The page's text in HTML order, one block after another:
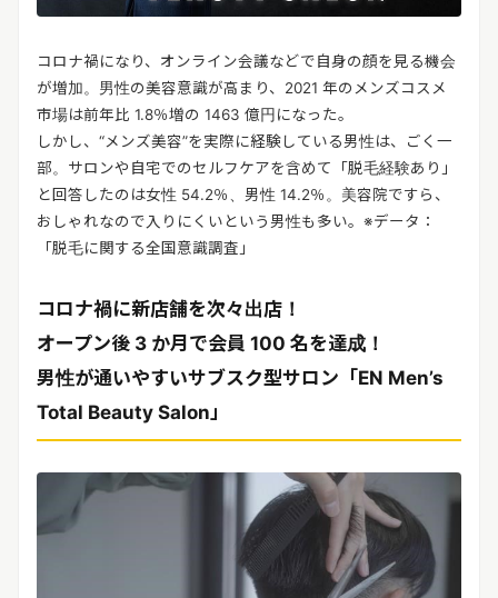
コロナ禍になり、オンライン会議などで自身の顔を見る機会
が増加。男性の美容意識が高まり、2021 年のメンズコスメ
市場は前年比 1.8％増の 1463 億円になった。
しかし、“メンズ美容”を実際に経験している男性は、ごく一
部。サロンや自宅でのセルフケアを含めて「脱毛経験あり」
と回答したのは女性 54.2％、男性 14.2％。美容院ですら、
おしゃれなので入りにくいという男性も多い。※データ：
「脱毛に関する全国意識調査」
コロナ禍に新店舗を次々出店！
オープン後 3 か月で会員 100 名を達成！
男性が通いやすいサブスク型サロン「EN Men’s
Total Beauty Salon」